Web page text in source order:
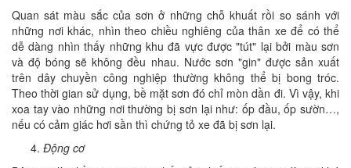
Quan sát màu sắc của sơn ở những chỗ khuất rồi so sánh với
những nơi khác, nhìn theo chiều nghiêng của thân xe để có thể
dễ dàng nhìn thấy những khu đã vực được "tút" lại bởi màu sơn
và độ bóng sẽ không đều nhau. Nước sơn "gin" được sản xuất
trên dây chuyền công nghiệp thường không thể bị bong tróc.
Theo thời gian sử dụng, bề mặt sơn đó chỉ mòn dần đi. Vì vậy, khi
xoa tay vào những nơi thường bị sơn lại như: ốp đầu, ốp sườn…,
nếu có cảm giác hơi sần thì chứng tỏ xe đã bị sơn lại.
Động cơ